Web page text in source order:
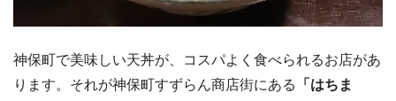
神保町で美味しい天丼が、コスパよく食べられるお店があ
ります。それが神保町すずらん商店街にある
「はちま